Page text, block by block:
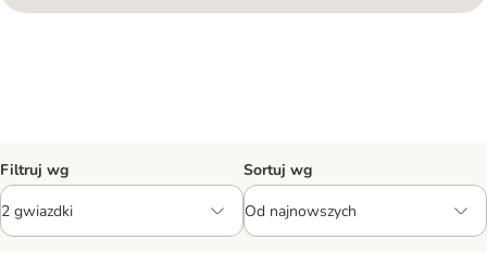
Filtruj wg Sortuj wg